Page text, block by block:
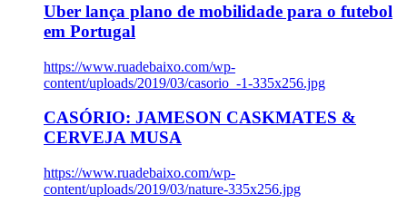
Uber lança plano de mobilidade para o futebol
em Portugal
https://www.ruadebaixo.com/wp-
content/uploads/2019/03/casorio_-1-335x256.jpg
CASÓRIO: JAMESON CASKMATES &
CERVEJA MUSA
https://www.ruadebaixo.com/wp-
content/uploads/2019/03/nature-335x256.jpg